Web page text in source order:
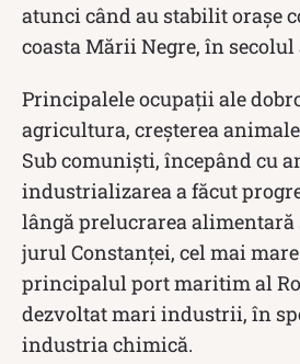
atunci când au stabilit orașe
coasta Mării Negre, în
Principalele ocupații ale
agricultura, creșterea
Sub comuniști, începând cu
industrializarea a făcut
lângă prelucrarea
jurul Constanței, cel mai
principalul port maritim al
dezvoltat mari industrii, în
industria chimică.